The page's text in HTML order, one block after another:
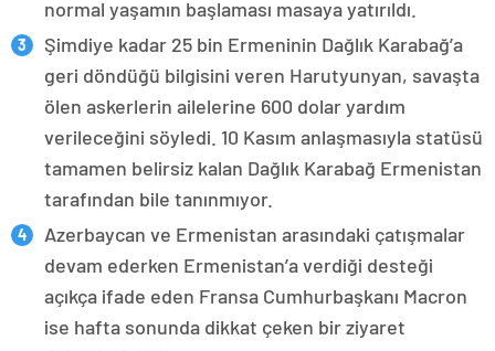
normal yaşamın başlaması masaya yatırıldı.
Şimdiye kadar 25 bin Ermeninin Dağlık Karabağ’a
geri döndüğü bilgisini veren Harutyunyan, savaşta
ölen askerlerin ailelerine 600 dolar yardım
verileceğini söyledi. 10 Kasım anlaşmasıyla statüsü
tamamen belirsiz kalan Dağlık Karabağ Ermenistan
tarafından bile tanınmıyor.
Azerbaycan ve Ermenistan arasındaki çatışmalar
devam ederken Ermenistan’a verdiği desteği
açıkça ifade eden Fransa Cumhurbaşkanı Macron
ise hafta sonunda dikkat çeken bir ziyaret